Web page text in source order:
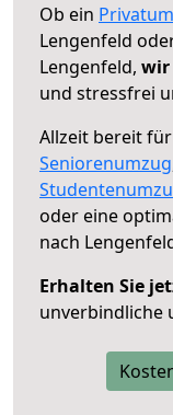
Ob ein
Lengenfeld
Lengenfeld, wir
und stressfrei
Allzeit bereit
Seniorenumzug
oder eine
nach
Erhalten Sie
unverbindliche